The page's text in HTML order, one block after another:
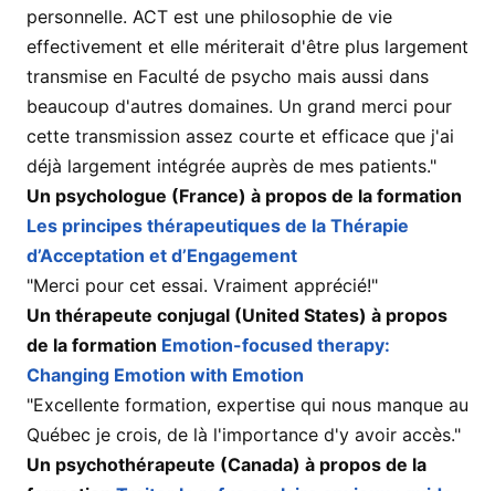
personnelle. ACT est une philosophie de vie
effectivement et elle mériterait d'être plus largement
transmise en Faculté de psycho mais aussi dans
beaucoup d'autres domaines. Un grand merci pour
cette transmission assez courte et efficace que j'ai
déjà largement intégrée auprès de mes patients."
Un psychologue (France) à propos de la formation
Les principes thérapeutiques de la Thérapie
d’Acceptation et d’Engagement
"Merci pour cet essai. Vraiment apprécié!"
Un thérapeute conjugal (United States) à propos
de la formation Emotion-focused therapy:
Changing Emotion with Emotion
"Excellente formation, expertise qui nous manque au
Québec je crois, de là l'importance d'y avoir accès."
Un psychothérapeute (Canada) à propos de la